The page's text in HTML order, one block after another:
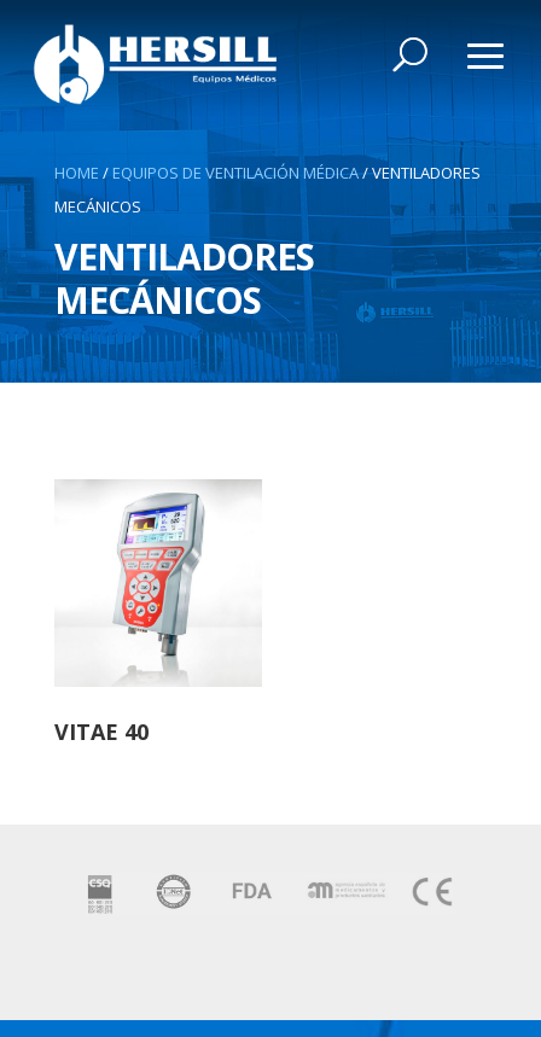
HOME / EQUIPOS DE VENTILACIÓN MÉDICA/VENTILADORES
MECÁNICOS
VENTILADORES
MECÁNICOS
VITAE 40